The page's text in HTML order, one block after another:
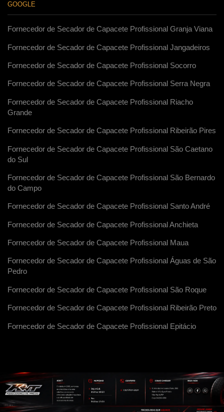
GOOGLE
Fornecedor de Secador de Capacete Profissional Granja Viana
Fornecedor de Secador de Capacete Profissional Jangadeiros
Fornecedor de Secador de Capacete Profissional Socorro
Fornecedor de Secador de Capacete Profissional Serra Negra
Fornecedor de Secador de Capacete Profissional Riacho
Grande
Fornecedor de Secador de Capacete Profissional Ribeirão Pires
Fornecedor de Secador de Capacete Profissional São Caetano
do Sul
Fornecedor de Secador de Capacete Profissional São Bernardo
do Campo
Fornecedor de Secador de Capacete Profissional Santo André
Fornecedor de Secador de Capacete Profissional Anchieta
Fornecedor de Secador de Capacete Profissional Maua
Fornecedor de Secador de Capacete Profissional Águas de São
Pedro
Fornecedor de Secador de Capacete Profissional São Roque
Fornecedor de Secador de Capacete Profissional Ribeirão Preto
Fornecedor de Secador de Capacete Profissional Epitácio